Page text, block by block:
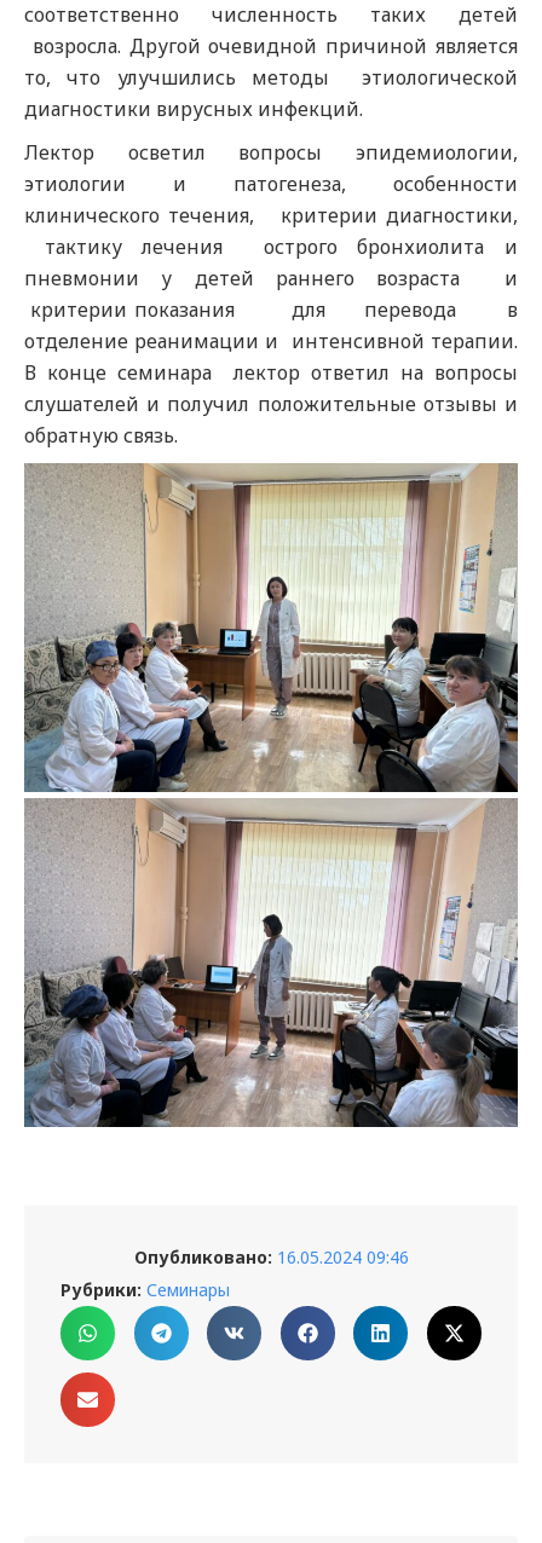
соответственно численность таких детей
возросла. Другой очевидной причиной является
то, что улучшились методы этиологической
диагностики вирусных инфекций.
Лектор осветил вопросы эпидемиологии,
этиологии и патогенеза, особенности
клинического течения, критерии диагностики,
тактику лечения острого бронхиолита и
пневмонии у детей раннего возраста и
критерии показания для перевода в
отделение реанимации и интенсивной терапии.
В конце семинара лектор ответил на вопросы
слушателей и получил положительные отзывы и
обратную связь.
Опубликовано: 16.05.2024 09:46
Рубрики: Семинары